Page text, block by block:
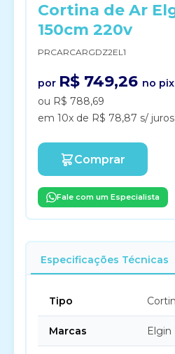
Cortina de Ar
150cm 220v
PRCARCARGDZ2EL1
por R$ 749,26 no pix
ou R$ 788,69
em 10x de R$ 78,87 s/ juros
Comprar
Fale com um Especialista
Especificações Técnicas
Tipo
Marcas Elgin